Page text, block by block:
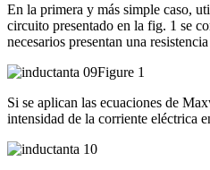
En la primera y más simple caso,
circuito presentado en la fig. 1 se
necesarios presentan una
Figure 1
Si se aplican las ecuaciones de
intensidad de la corriente eléctrica